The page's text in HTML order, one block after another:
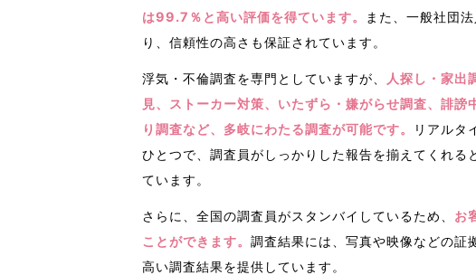
は99.7％と高い評価を得ています。
また、一般社団
り、信頼性の高さも保証されています。
浮気・不倫調査を専門としていますが、
人探し・家出
見、ストーカー対策、いたずら・嫌がらせ調査、誹謗
り調査など、多岐にわたる調査が可能です。
リアルタ
ひとつで、調査員がしっかりした報告を揃えてくれる
ています。
さらに、全国の調査員がスタンバイしているため、 お
ことができます。 調査結果には、写真や映像などの証
高い調査結果を提供しています。